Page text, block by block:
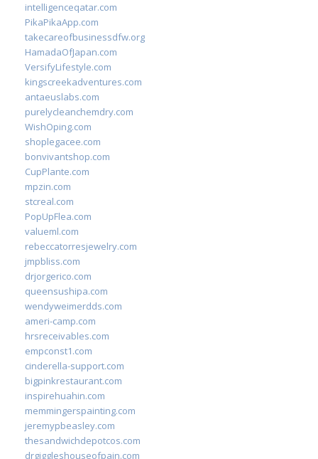
intelligenceqatar.com
PikaPikaApp.com
takecareofbusinessdfw.org
HamadaOfJapan.com
VersifyLifestyle.com
kingscreekadventures.com
antaeuslabs.com
purelycleanchemdry.com
WishOping.com
shoplegacee.com
bonvivantshop.com
CupPlante.com
mpzin.com
stcreal.com
PopUpFlea.com
valueml.com
rebeccatorresjewelry.com
jmpbliss.com
drjorgerico.com
queensushipa.com
wendyweimerdds.com
ameri-camp.com
hrsreceivables.com
empconst1.com
cinderella-support.com
bigpinkrestaurant.com
inspirehuahin.com
memmingerspainting.com
jeremypbeasley.com
thesandwichdepotcos.com
drgiggleshouseofpain.com